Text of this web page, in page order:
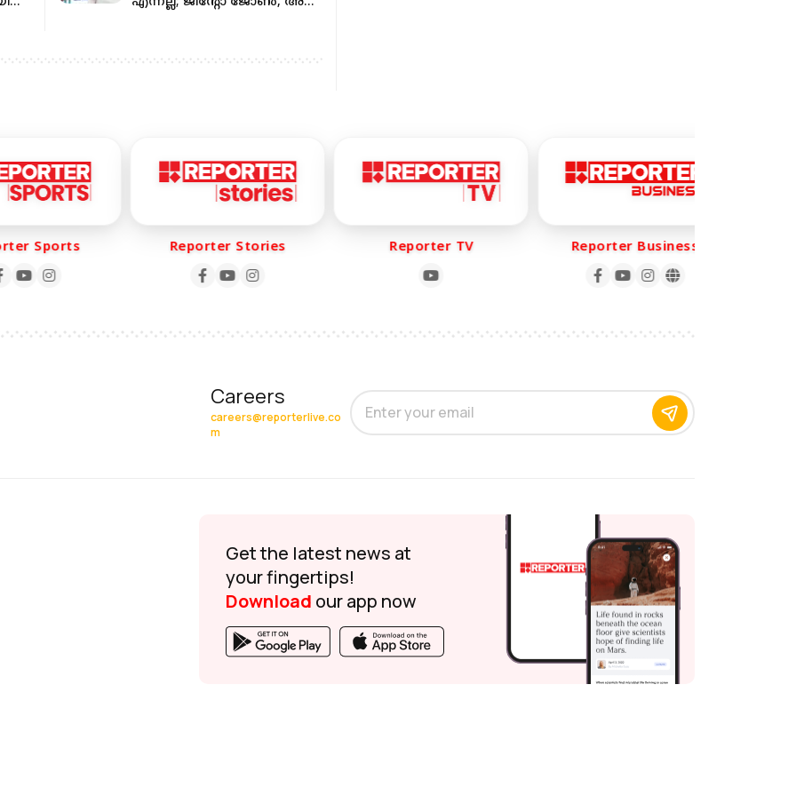
Sports Reporter Stories Reporter TV Reporter Business
Careers
careers@reporterlive.co
m
Get the latest news at
your fingertips!
Download our app now